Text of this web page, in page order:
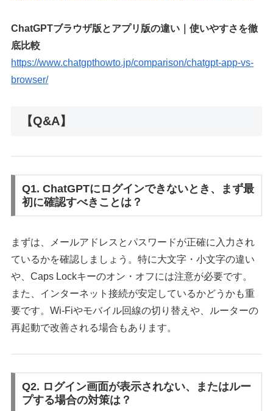
ChatGPTブラウザ版とアプリ版の違い｜使いやすさを徹
底比較
https://www.chatgpthowto.jp/comparison/chatgpt-app-vs-
browser/
【Q&A】
Q1. ChatGPTにログインできないとき、まず最
初に確認すべきことは？
まずは、メールアドレスとパスワードが正確に入力され
ているかを確認しましょう。特に大文字・小文字の違い
や、Caps Lockキーのオン・オフには注意が必要です。
また、インターネット接続が安定しているかどうかも重
要です。Wi-Fiやモバイル回線の切り替えや、ルーターの
再起動で改善される場合もあります。
Q2. ログイン画面が表示されない、またはルー
プする場合の対策は？